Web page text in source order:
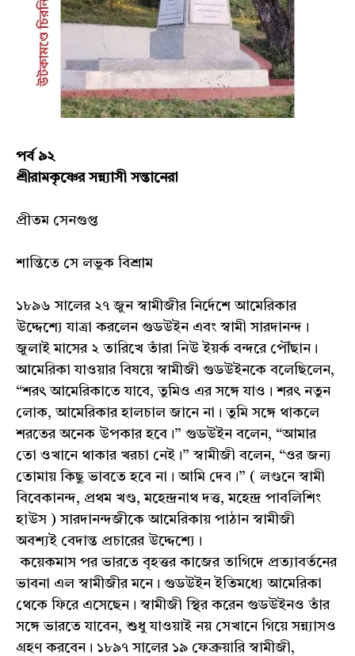
পর্ব ৯২
শ্রীরামকৃষ্ণের সন্ন্যাসী সন্তানেরা
প্রীতম সেনগুপ্ত
শান্তিতে সে লভুক বিশ্রাম
১৮৯৬ সালের ২৭ জুন স্বামীজীর নির্দেশে আমেরিকার
উদ্দেশ্যে যাত্রা করলেন গুডউইন এবং স্বামী সারদানন্দ।
জুলাই মাসের ২ তারিখে তাঁরা নিউ ইয়র্ক বন্দরে পৌঁছান।
আমেরিকা যাওয়ার বিষয়ে স্বামীজী গুডউইনকে বলেছিলেন,
“শরৎ আমেরিকাতে যাবে, তুমিও এর সঙ্গে যাও। শরৎ নতুন
লোক, আমেরিকার হালচাল জানে না। তুমি সঙ্গে থাকলে
শরতের অনেক উপকার হবে।” গুডউইন বলেন, “আমার
তো ওখানে থাকার খরচা নেই।” স্বামীজী বলেন, “ওর জন্য
তোমায় কিছু ভাবতে হবে না। আমি দেব।” ( লণ্ডনে স্বামী
বিবেকানন্দ, প্রথম খণ্ড, মহেন্দ্রনাথ দত্ত, মহেন্দ্র পাবলিশিং
হাউস ) সারদানন্দজীকে আমেরিকায় পাঠান স্বামীজী
অবশ্যই বেদান্ত প্রচারের উদ্দেশ্যে।
কয়েকমাস পর ভারতে বৃহত্তর কাজের তাগিদে প্রত্যাবর্তনের
ভাবনা এল স্বামীজীর মনে। গুডউইন ইতিমধ্যে আমেরিকা
থেকে ফিরে এসেছেন। স্বামীজী স্থির করেন গুডউইনও তাঁর
সঙ্গে ভারতে যাবেন, শুধু যাওয়াই নয় সেখানে গিয়ে সন্ন্যাসও
গ্রহণ করবেন। ১৮৯৭ সালের ১৯ ফেব্রুয়ারি স্বামীজী,